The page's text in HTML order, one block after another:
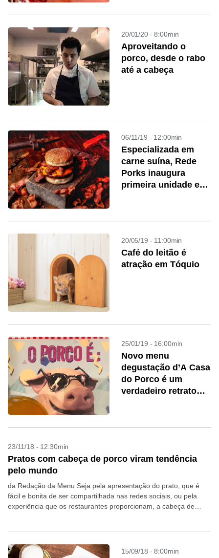
20/01/20 - 8:00min
Aproveitando o
porco, desde o rabo
até a cabeça
06/11/19 - 12:00min
Especializada em
carne suína, Rede
Porks inaugura
primeira unidade em
20/05/19 - 11:00min
Café do leitão é
atração em Tóquio
25/01/19 - 16:00min
Novo menu
degustação d’A Casa
do Porco é um
verdadeiro retrato
23/11/18 - 12:30min
Pratos com cabeça de porco viram tendência
pelo mundo
da Redação da Menu Seja pela apresentação do prato, que é
fácil e bonita de ser compartilhada nas redes sociais, ou pela
experiência que os restaurantes proporcionam, a cabeça de
15/09/18 - 8:00min